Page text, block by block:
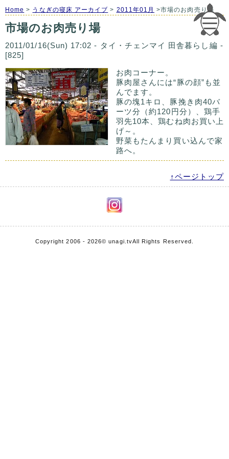
Home > うなぎの寝床 アーカイブ > 2011年01月 >市場のお肉売り場
市場のお肉売り場
2011/01/16(Sun) 17:02 - タイ・チェンマイ 田舎暮らし編 -
[825]
お肉コーナー。
豚肉屋さんには“豚の顔”も並
んでます。
豚の塊1キロ、豚挽き肉40バ
ーツ分（約120円分）、鶏手
羽先10本、鶏むね肉お買い上
げ～。
野菜もたんまり買い込んで家
路へ。
↑ページトップ
Copyright 2006 - 2026© unagi.tvAll Rights Reserved.